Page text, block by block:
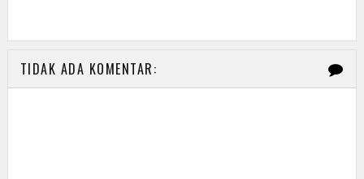
TIDAK ADA KOMENTAR: